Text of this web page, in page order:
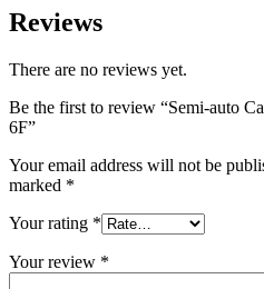
Reviews
There are no reviews yet.
Be the first to review “Semi-auto
6F”
Your email address will not be
marked *
Your rating *
Your review *